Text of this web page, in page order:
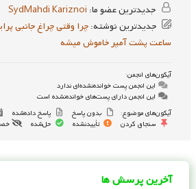
جدیدترین عضو ما: SydMahdi Kariznoi
جدیدترین نوشته:چرا وقتی چراغ جانبی
ساعت پشت آمپر خاموش میشه
آیکون‌های انجمن:
این انجمن پست خوانده‌نشده‌ای ندارد
این انجمن دارای پست‌های خوانده‌نشده است
آیکون‌های موضوع:
بدون پاسخ پاسخ داده‌شده
سنجاق کردن
تأییدنشده حل‌شده
آخرین پرسش ها